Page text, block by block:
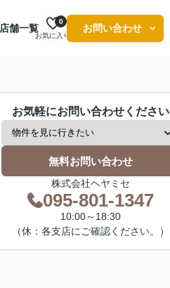
店舗一覧
お気に入り
0
お問い合わせ
お気軽にお問い合わせください
無料お問い合わせ
株式会社ヘヤミセ
095-801-1347
10:00～18:30
（休：各支店にご確認ください。）